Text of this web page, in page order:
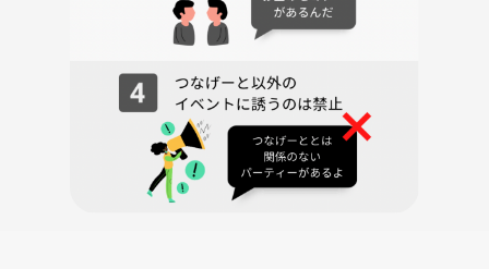
イベント概要 | エキゾチックレプタイルエキスポ
日本各地で開催されている小動物、爬虫類、魚類などのエキゾチックア
ニマルの展示・即売会イベントです。